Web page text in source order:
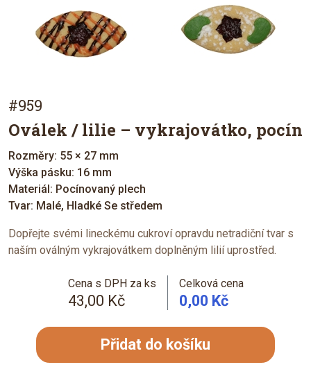
#959
Oválek / lilie – vykrajovátko, pocín
Rozměry: 55 × 27 mm
Výška pásku: 16 mm
Materiál: Pocínovaný plech
Tvar: Malé, Hladké Se středem
Dopřejte svémi lineckému cukroví opravdu netradiční tvar s
naším oválným vykrajovátkem doplněným lilií uprostřed.
Cena s DPH za ks
43,00 Kč
Celková cena
0,00 Kč
Přidat do košíku